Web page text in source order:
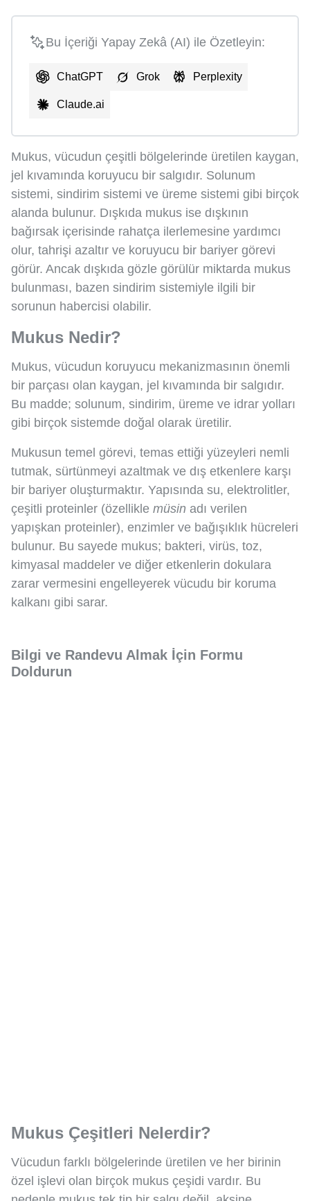
Bu İçeriği Yapay Zekâ (AI) ile Özetleyin:
ChatGPT Grok Perplexity
Claude.ai
Mukus, vücudun çeşitli bölgelerinde üretilen kaygan,
jel kıvamında koruyucu bir salgıdır. Solunum
sistemi, sindirim sistemi ve üreme sistemi gibi birçok
alanda bulunur. Dışkıda mukus ise dışkının
bağırsak içerisinde rahatça ilerlemesine yardımcı
olur, tahrişi azaltır ve koruyucu bir bariyer görevi
görür. Ancak dışkıda gözle görülür miktarda mukus
bulunması, bazen sindirim sistemiyle ilgili bir
sorunun habercisi olabilir.
Mukus Nedir?
Mukus, vücudun koruyucu mekanizmasının önemli
bir parçası olan kaygan, jel kıvamında bir salgıdır.
Bu madde; solunum, sindirim, üreme ve idrar yolları
gibi birçok sistemde doğal olarak üretilir.
Mukusun temel görevi, temas ettiği yüzeyleri nemli
tutmak, sürtünmeyi azaltmak ve dış etkenlere karşı
bir bariyer oluşturmaktır. Yapısında su, elektrolitler,
çeşitli proteinler (özellikle müsin adı verilen
yapışkan proteinler), enzimler ve bağışıklık hücreleri
bulunur. Bu sayede mukus; bakteri, virüs, toz,
kimyasal maddeler ve diğer etkenlerin dokulara
zarar vermesini engelleyerek vücudu bir koruma
kalkanı gibi sarar.
Bilgi ve Randevu Almak İçin Formu
Doldurun
Mukus Çeşitleri Nelerdir?
Vücudun farklı bölgelerinde üretilen ve her birinin
özel işlevi olan birçok mukus çeşidi vardır. Bu